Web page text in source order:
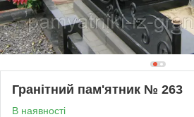
Гранітний пам'ятник № 263
В наявності